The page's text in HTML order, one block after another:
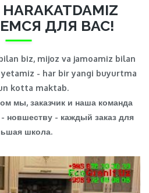
ДЛЯ ВАС!
biz, mijoz va jamoamiz bilan
- har bir yangi buyurtma
kotta maktab.
мы, заказчик и наша команда
новшеству - каждый заказ для
школа.